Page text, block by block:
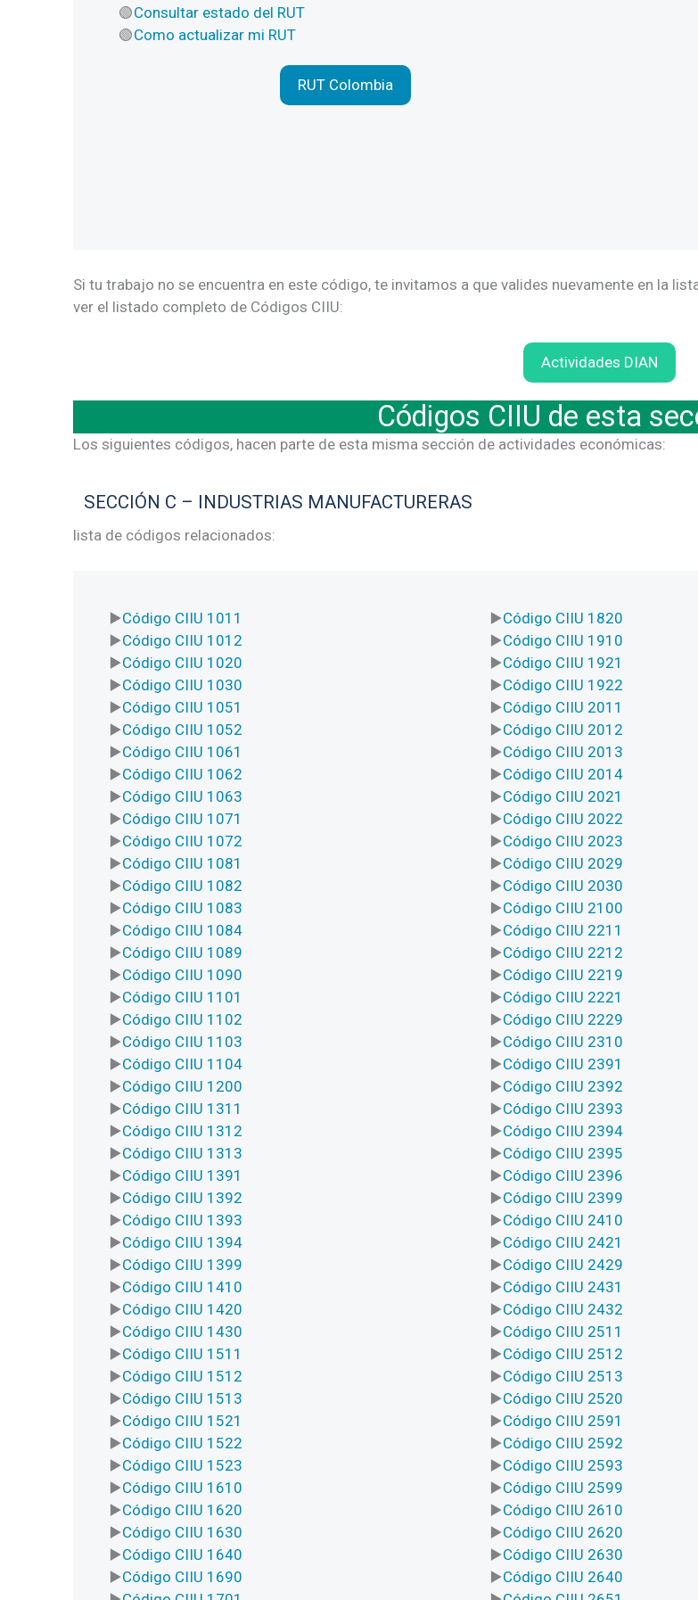
Consultar estado del RUT
Como actualizar mi RUT
RUT Colombia
Si tu trabajo no se encuentra en este código, te invitamos a que valides nuevamente en la
ver el listado completo de Códigos CIIU:
Actividades DIAN
Códigos CIIU de esta
Los siguientes códigos, hacen parte de esta misma sección de actividades económicas:
SECCIÓN C – INDUSTRIAS MANUFACTURERAS
lista de códigos relacionados:
Código CIIU 1011
Código CIIU 1012
Código CIIU 1020
Código CIIU 1030
Código CIIU 1051
Código CIIU 1052
Código CIIU 1061
Código CIIU 1062
Código CIIU 1063
Código CIIU 1071
Código CIIU 1072
Código CIIU 1081
Código CIIU 1082
Código CIIU 1083
Código CIIU 1084
Código CIIU 1089
Código CIIU 1090
Código CIIU 1101
Código CIIU 1102
Código CIIU 1103
Código CIIU 1104
Código CIIU 1200
Código CIIU 1311
Código CIIU 1312
Código CIIU 1313
Código CIIU 1391
Código CIIU 1392
Código CIIU 1393
Código CIIU 1394
Código CIIU 1399
Código CIIU 1410
Código CIIU 1420
Código CIIU 1430
Código CIIU 1511
Código CIIU 1512
Código CIIU 1513
Código CIIU 1521
Código CIIU 1522
Código CIIU 1523
Código CIIU 1610
Código CIIU 1620
Código CIIU 1630
Código CIIU 1640
Código CIIU 1690
Código CIIU 1820
Código CIIU 1910
Código CIIU 1921
Código CIIU 1922
Código CIIU 2011
Código CIIU 2012
Código CIIU 2013
Código CIIU 2014
Código CIIU 2021
Código CIIU 2022
Código CIIU 2023
Código CIIU 2029
Código CIIU 2030
Código CIIU 2100
Código CIIU 2211
Código CIIU 2212
Código CIIU 2219
Código CIIU 2221
Código CIIU 2229
Código CIIU 2310
Código CIIU 2391
Código CIIU 2392
Código CIIU 2393
Código CIIU 2394
Código CIIU 2395
Código CIIU 2396
Código CIIU 2399
Código CIIU 2410
Código CIIU 2421
Código CIIU 2429
Código CIIU 2431
Código CIIU 2432
Código CIIU 2511
Código CIIU 2512
Código CIIU 2513
Código CIIU 2520
Código CIIU 2591
Código CIIU 2592
Código CIIU 2593
Código CIIU 2599
Código CIIU 2610
Código CIIU 2620
Código CIIU 2630
Código CIIU 2640